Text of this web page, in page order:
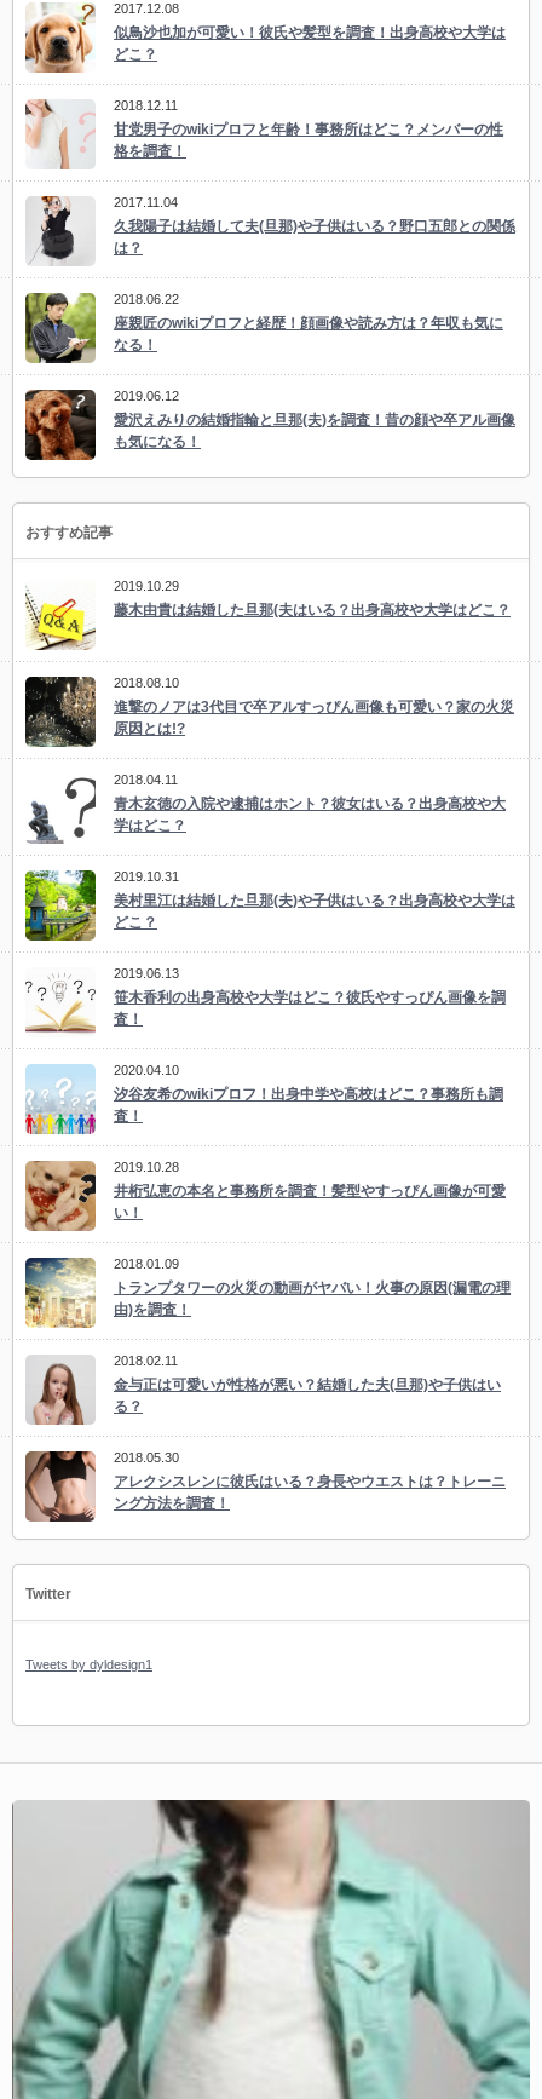
2017.12.08
似鳥沙也加が可愛い！彼氏や髪型を調査！出身高校や大学は
どこ？
2018.12.11
甘党男子のwikiプロフと年齢！事務所はどこ？メンバーの性
格を調査！
2017.11.04
久我陽子は結婚して夫(旦那)や子供はいる？野口五郎との関係
は？
2018.06.22
座親匠のwikiプロフと経歴！顔画像や読み方は？年収も気に
なる！
2019.06.12
愛沢えみりの結婚指輪と旦那(夫)を調査！昔の顔や卒アル画像
も気になる！
おすすめ記事
2019.10.29
藤木由貴は結婚した旦那(夫はいる？出身高校や大学はどこ？
2018.08.10
進撃のノアは3代目で卒アルすっぴん画像も可愛い？家の火災
原因とは!?
2018.04.11
青木玄徳の入院や逮捕はホント？彼女はいる？出身高校や大
学はどこ？
2019.10.31
美村里江は結婚した旦那(夫)や子供はいる？出身高校や大学は
どこ？
2019.06.13
笹木香利の出身高校や大学はどこ？彼氏やすっぴん画像を調
査！
2020.04.10
汐谷友希のwikiプロフ！出身中学や高校はどこ？事務所も調
査！
2019.10.28
井桁弘恵の本名と事務所を調査！髪型やすっぴん画像が可愛
い！
2018.01.09
トランプタワーの火災の動画がヤバい！火事の原因(漏電の理
由)を調査！
2018.02.11
金与正は可愛いが性格が悪い？結婚した夫(旦那)や子供はい
る？
2018.05.30
アレクシスレンに彼氏はいる？身長やウエストは？トレーニ
ング方法を調査！
Twitter
Tweets by dyldesign1